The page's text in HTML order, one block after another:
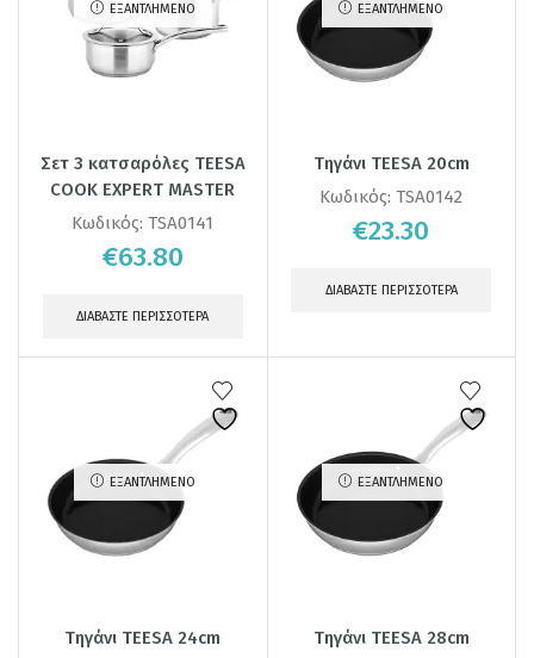
ΕΞΑΝΤΛΗΜΈΝΟ
Σετ 3 κατσαρόλες TEESA
COOK EXPERT MASTER
Κωδικός:TSA0141
€63.80
ΔΙΑΒΆΣΤΕ ΠΕΡΙΣΣΌΤΕΡΑ
ΕΞΑΝΤΛΗΜΈΝΟ
Τηγάνι TEESA 20cm
Κωδικός:TSA0142
€23.30
ΔΙΑΒΆΣΤΕ ΠΕΡΙΣΣΌΤΕΡΑ
ΕΞΑΝΤΛΗΜΈΝΟ
Τηγάνι TEESA 24cm
ΕΞΑΝΤΛΗΜΈΝΟ
Τηγάνι TEESA 28cm